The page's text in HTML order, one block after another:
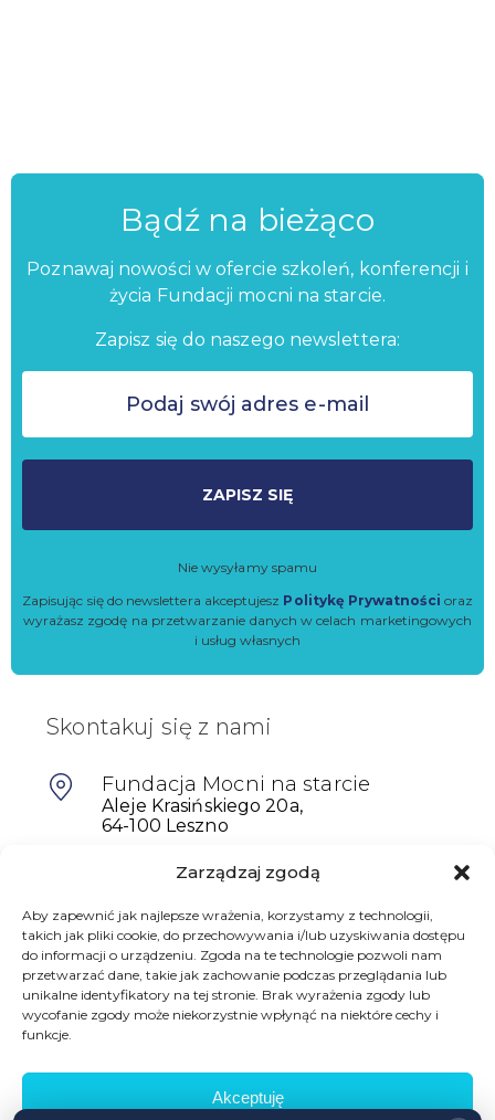
Zarządzaj zgodą
Aby zapewnić jak najlepsze wrażenia, korzystamy z technologii,
takich jak pliki cookie, do przechowywania i/lub uzyskiwania dostępu
do informacji o urządzeniu. Zgoda na te technologie pozwoli nam
przetwarzać dane, takie jak zachowanie podczas przeglądania lub
unikalne identyfikatory na tej stronie. Brak wyrażenia zgody lub
wycofanie zgody może niekorzystnie wpłynąć na niektóre cechy i
funkcje.
Akceptuję
Bądź na bieżąco
Poznawaj nowości w ofercie szkoleń, konferencji i
życia Fundacji mocni na starcie.
Zapisz się do naszego newslettera:
ZAPISZ SIĘ
Nie wysyłamy spamu
Zapisując się do newslettera akceptujesz Politykę Prywatności oraz
wyrażasz zgodę na przetwarzanie danych w celach marketingowych
i usług własnych
Skontakuj się z nami
Fundacja Mocni na starcie
Aleje Krasińskiego 20a,
64-100 Leszno
601698402
biuro@mocninastarcie.pl